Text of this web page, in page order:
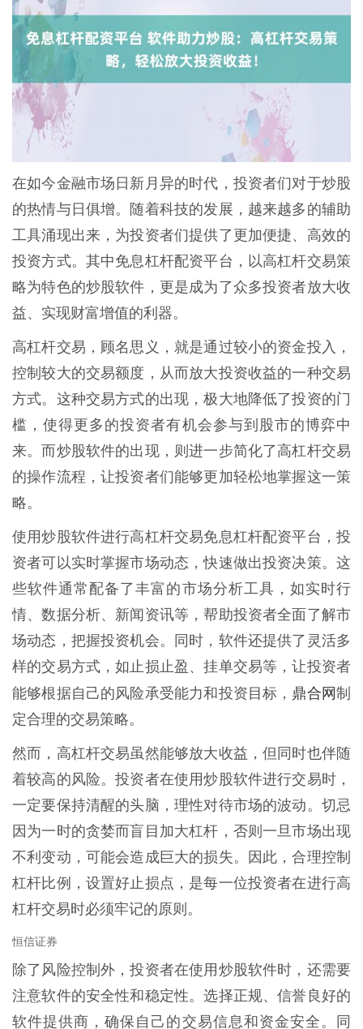
在如今金融市场日新月异的时代，投资者们对于炒股
的热情与日俱增。随着科技的发展，越来越多的辅助
工具涌现出来，为投资者们提供了更加便捷、高效的
投资方式。其中免息杠杆配资平台，以高杠杆交易策
略为特色的炒股软件，更是成为了众多投资者放大收
益、实现财富增值的利器。
高杠杆交易，顾名思义，就是通过较小的资金投入，
控制较大的交易额度，从而放大投资收益的一种交易
方式。这种交易方式的出现，极大地降低了投资的门
槛，使得更多的投资者有机会参与到股市的博弈中
来。而炒股软件的出现，则进一步简化了高杠杆交易
的操作流程，让投资者们能够更加轻松地掌握这一策
略。
使用炒股软件进行高杠杆交易免息杠杆配资平台，投
资者可以实时掌握市场动态，快速做出投资决策。这
些软件通常配备了丰富的市场分析工具，如实时行
情、数据分析、新闻资讯等，帮助投资者全面了解市
场动态，把握投资机会。同时，软件还提供了灵活多
样的交易方式，如止损止盈、挂单交易等，让投资者
能够根据自己的风险承受能力和投资目标， 鼎合网制
定合理的交易策略。
然而，高杠杆交易虽然能够放大收益，但同时也伴随
着较高的风险。投资者在使用炒股软件进行交易时，
一定要保持清醒的头脑，理性对待市场的波动。切忌
因为一时的贪婪而盲目加大杠杆，否则一旦市场出现
不利变动，可能会造成巨大的损失。因此，合理控制
杠杆比例，设置好止损点，是每一位投资者在进行高
杠杆交易时必须牢记的原则。
恒信证券
除了风险控制外，投资者在使用炒股软件时，还需要
注意软件的安全性和稳定性。选择正规、信誉良好的
软件提供商，确保自己的交易信息和资金安全。同